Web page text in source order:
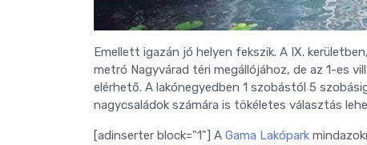
Emellett igazán jó helyen fekszik. A IX.
metró Nagyvárad téri megállójához, de az 1-es
elérhető. A lakónegyedben 1 szobástól 5
nagycsaládok számára is tökéletes választás
[adinserter block="1"] A Gama Lakópark